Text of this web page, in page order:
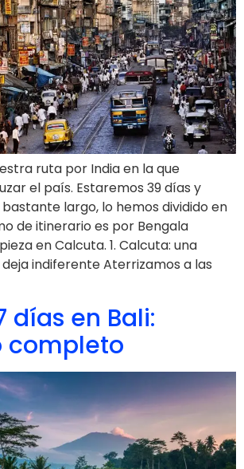
ruta por India en la que
el país. Estaremos 39 días y
largo, lo hemos dividido en
de itinerario es por Bengala
en Calcuta. 1. Calcuta: una
indiferente Aterrizamos a las
días en Bali:
completo